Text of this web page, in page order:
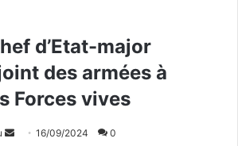
d’Etat-major
des armées à
Forces vives
16/09/2024 0